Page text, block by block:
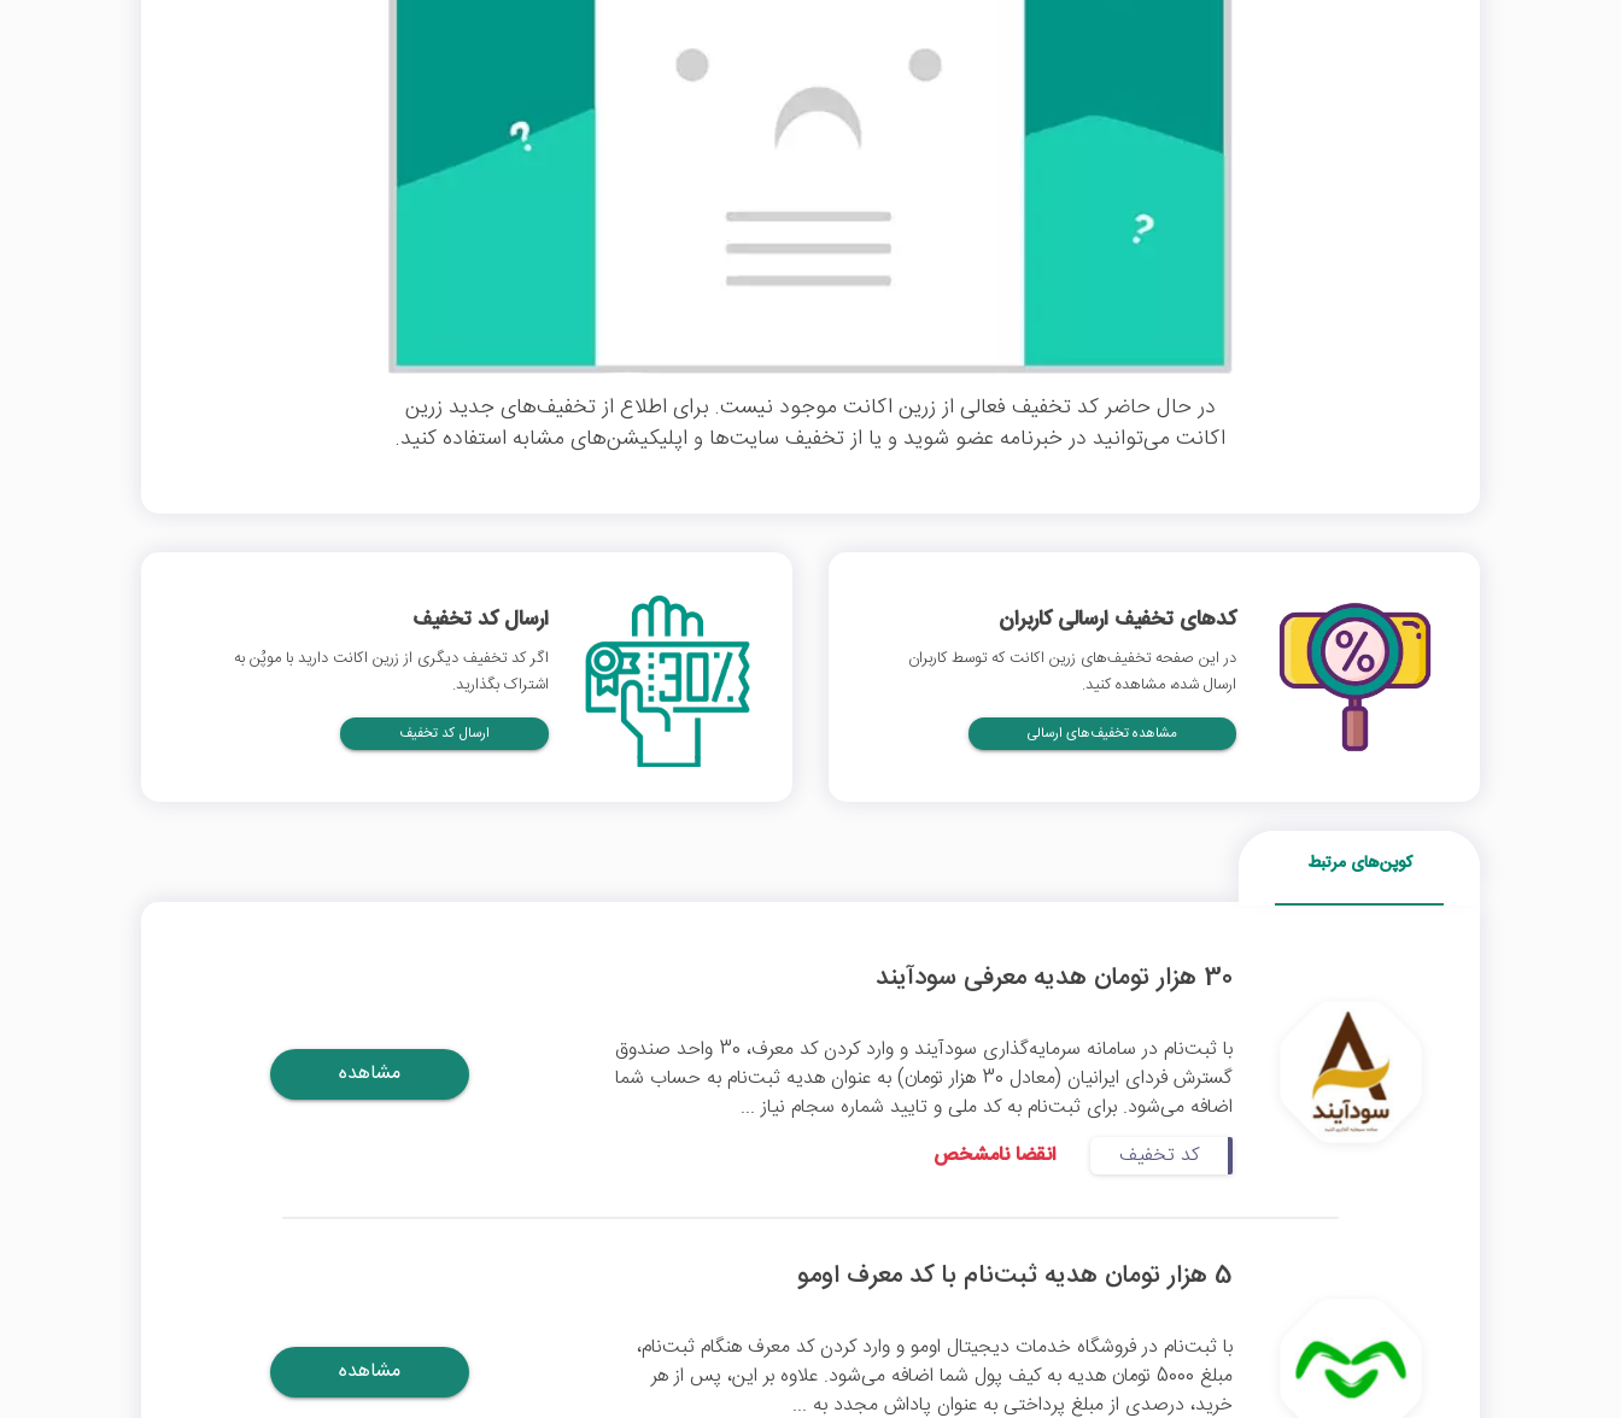
در حال حاضر کد تخفیف فعالی از زرین اکانت موجود نیست. برای اطلاع از تخفیف‌های جدید زرین
اکانت می‌توانید در خبرنامه عضو شوید و یا از تخفیف سایت‌ها و اپلیکیشن‌های مشابه استفاده کنید.
کدهای تخفیف ارسالی کاربران
در این صفحه تخفیف‌های زرین اکانت که توسط کاربران
ارسال شده، مشاهده کنید.
مشاهده تخفیف‌های ارسالی
ارسال کد تخفیف
اگر کد تخفیف دیگری از زرین اکانت دارید با موپُن به
اشتراک بگذارید.
ارسال کد تخفیف
کوپن‌های مرتبط
30 هزار تومان هدیه معرفی سودآیند
با ثبت‌نام در سامانه سرمایه‌گذاری سودآیند و وارد کردن کد معرف، 30 واحد صندوق
گسترش فردای ایرانیان (معادل 30 هزار تومان) به عنوان هدیه ثبت‌نام به حساب شما
اضافه می‌شود. برای ثبت‌نام به کد ملی و تایید شماره سجام نیاز ...
کد تخفیف
انقضا نامشخص
مشاهده
5 هزار تومان هدیه ثبت‌نام با کد معرف اومو
با ثبت‌نام در فروشگاه خدمات دیجیتال اومو و وارد کردن کد معرف هنگام ثبت‌نام،
مبلغ 5000 تومان هدیه به کیف پول شما اضافه می‌شود. علاوه بر این، پس از هر
خرید، درصدی از مبلغ پرداختی به عنوان پاداش مجدد به ...
مشاهده